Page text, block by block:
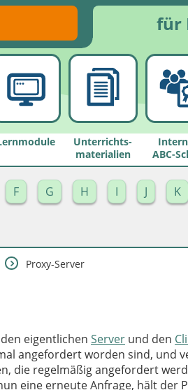
für
Unterrichts­
materialien
ABC-
F G H I J K
Proxy-Server
eigentlichen Server und den
angefordert worden sind, und
die regelmäßig angefordert
eine erneute Anfrage, hält der